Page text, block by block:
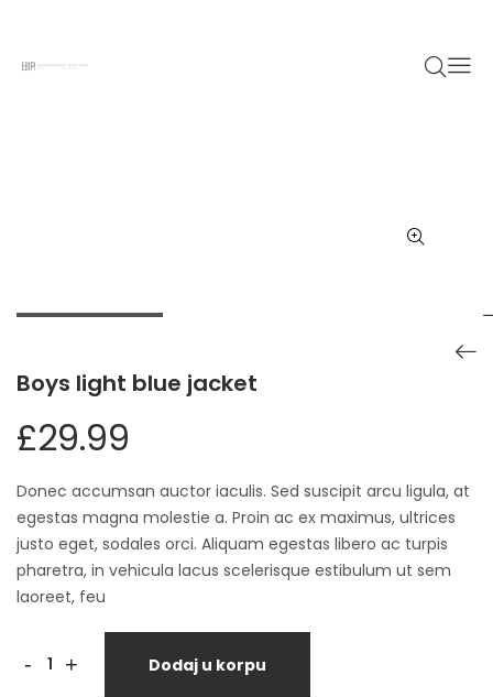
Boys light blue jacket
£29.99
Donec accumsan auctor iaculis. Sed suscipit arcu ligula, at
egestas magna molestie a. Proin ac ex maximus, ultrices
justo eget, sodales orci. Aliquam egestas libero ac turpis
pharetra, in vehicula lacus scelerisque estibulum ut sem
laoreet, feu
- + Dodaj u korpu